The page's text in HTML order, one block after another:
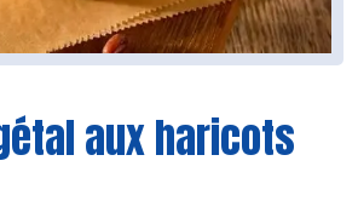
aux haricots